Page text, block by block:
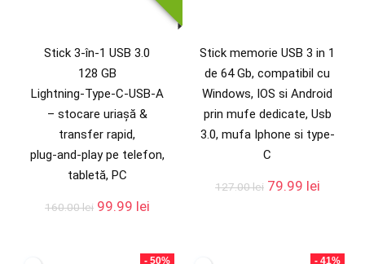
Stick 3‑în‑1 USB 3.0
128 GB
Lightning‑Type‑C‑USB‑A
– stocare uriașă &
transfer rapid,
plug‑and‑play pe telefon,
tabletă, PC
160.00lei 99.99 lei
Stick memorie USB 3 in 1
de 64 Gb, compatibil cu
Windows, IOS si Android
prin mufe dedicate, Usb
3.0, mufa Iphone si type-
C
127.00lei 79.99 lei
- 50% - 41%